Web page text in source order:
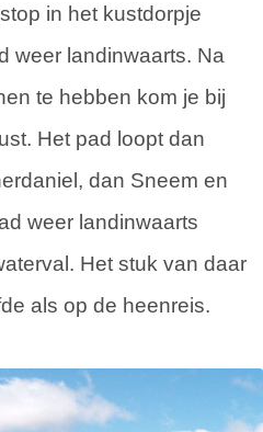
in het kustdorpje
weer landinwaarts. Na
te hebben kom je bij
Het pad loopt dan
dan Sneem en
weer landinwaarts
Het stuk van daar
als op de heenreis.